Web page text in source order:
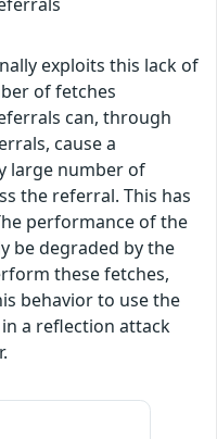
exploits this lack of
of fetches
can, through
cause a
large number of
the referral. This has
performance of the
be degraded by the
these fetches,
behavior to use the
a reflection attack